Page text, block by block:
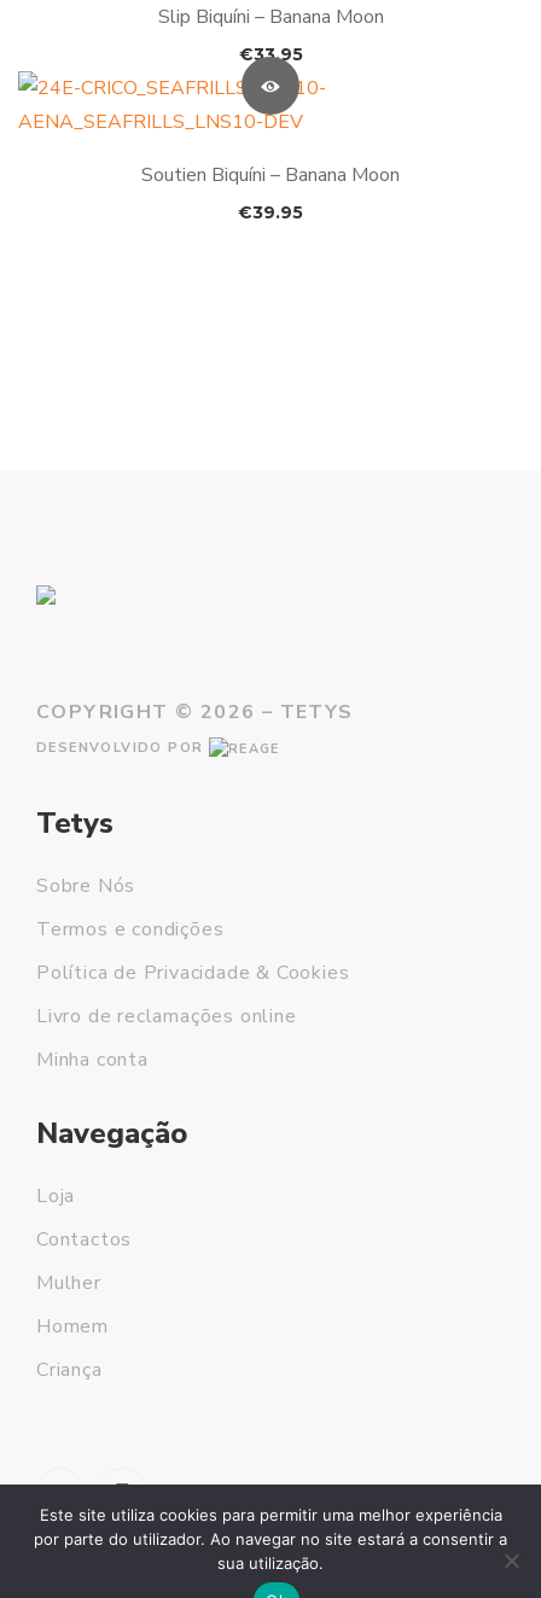
Slip Biquíni – Banana Moon
€33.95
Soutien Biquíni – Banana Moon
€39.95
COPYRIGHT © 2026 – TETYS
DESENVOLVIDO POR
Tetys
Sobre Nós
Termos e condições
Política de Privacidade & Cookies
Livro de reclamações online
Minha conta
Navegação
Loja
Contactos
Mulher
Homem
Criança
Este site utiliza cookies para permitir uma melhor experiência
por parte do utilizador. Ao navegar no site estará a consentir a
sua utilização.